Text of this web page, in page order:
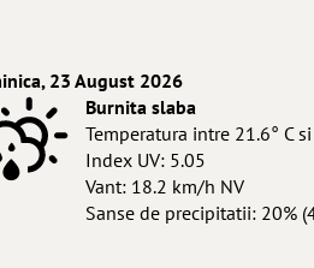
23 August 2026
Burnita slaba
Temperatura intre 21.6° C
Index UV: 5.05
Vant: 18.2 km/h NV
Sanse de precipitatii: 20%